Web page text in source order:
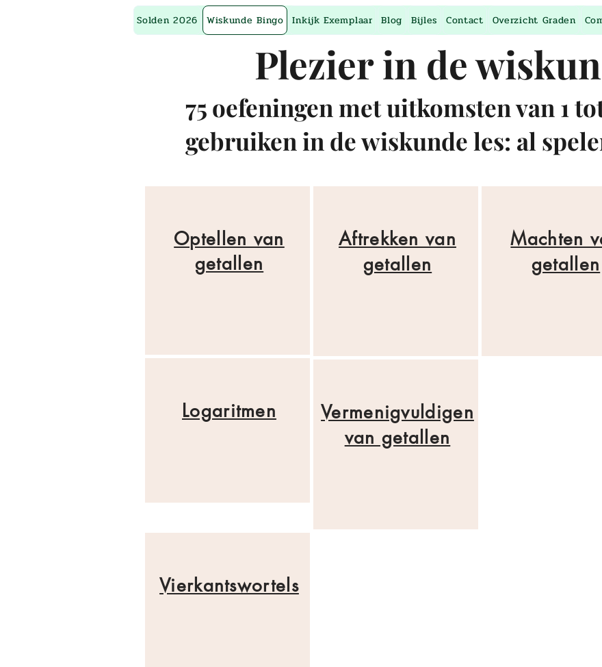
Solden 2026 Wiskunde Bingo Inkijk Exemplaar Blog Bijles Contact Overzicht Graden
Plezier in de
75 oefeningen met uitkomsten van 1
gebruiken in de wiskunde les: al
Optellen van
getallen
Logaritmen
Aftrekken van
getallen
Vermenigvuldigen
van getallen
Machten
getallen
Vierkantswortels